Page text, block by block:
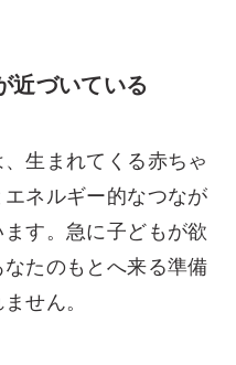
近づいている
生まれてくる赤ちゃ
ネルギー的なつなが
す。急に子どもが欲
たのもとへ来る準備
せん。